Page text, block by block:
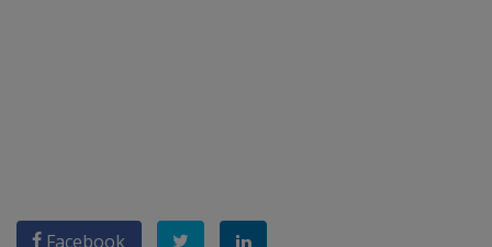
Facebook